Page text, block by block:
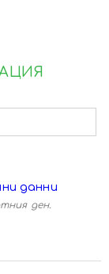
данни
ден.